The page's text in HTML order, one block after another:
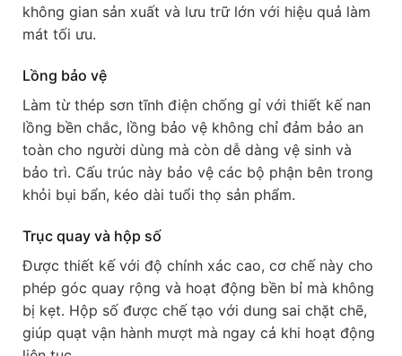
không gian sản xuất và lưu trữ lớn với hiệu quả làm
mát tối ưu.
Lồng bảo vệ
Làm từ thép sơn tĩnh điện chống gỉ với thiết kế nan
lồng bền chắc, lồng bảo vệ không chỉ đảm bảo an
toàn cho người dùng mà còn dễ dàng vệ sinh và
bảo trì. Cấu trúc này bảo vệ các bộ phận bên trong
khỏi bụi bẩn, kéo dài tuổi thọ sản phẩm.
Trục quay và hộp số
Được thiết kế với độ chính xác cao, cơ chế này cho
phép góc quay rộng và hoạt động bền bỉ mà không
bị kẹt. Hộp số được chế tạo với dung sai chặt chẽ,
giúp quạt vận hành mượt mà ngay cả khi hoạt động